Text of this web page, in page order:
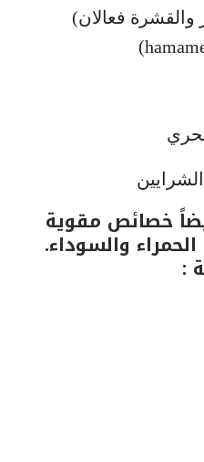
والقشرة فعالان)
خصائص مقوية
والسوداء.
: